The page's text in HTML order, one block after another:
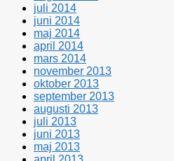
juli 2014
juni 2014
maj 2014
april 2014
mars 2014
november 2013
oktober 2013
september 2013
augusti 2013
juli 2013
juni 2013
maj 2013